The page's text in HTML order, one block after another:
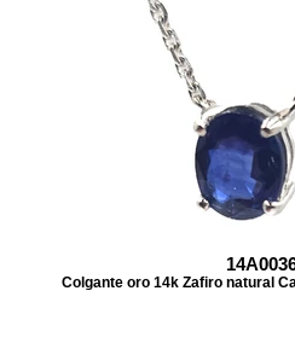
Colgante oro 14k Zafiro natural